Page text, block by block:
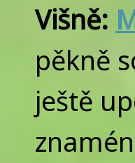
Višně:
pěkně
ještě